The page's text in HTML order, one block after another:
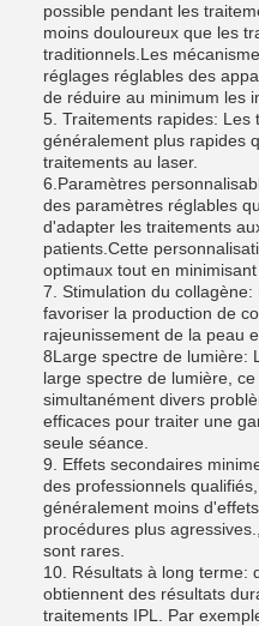
possible pendant les
moins douloureux que les
traditionnels.Les
réglages réglables des
de réduire au minimum les
5. Traitements rapides: Les
généralement plus rapides
traitements au laser.
6.Paramètres
des paramètres réglables
d'adapter les traitements
patients.Cette
optimaux tout en
7. Stimulation du
favoriser la production de
rajeunissement de la peau
8Large spectre de lumière:
large spectre de lumière,
simultanément divers
efficaces pour traiter une
seule séance.
9. Effets secondaires
des professionnels
généralement moins
procédures plus
sont rares.
10. Résultats à long terme:
obtiennent des résultats
traitements IPL. Par